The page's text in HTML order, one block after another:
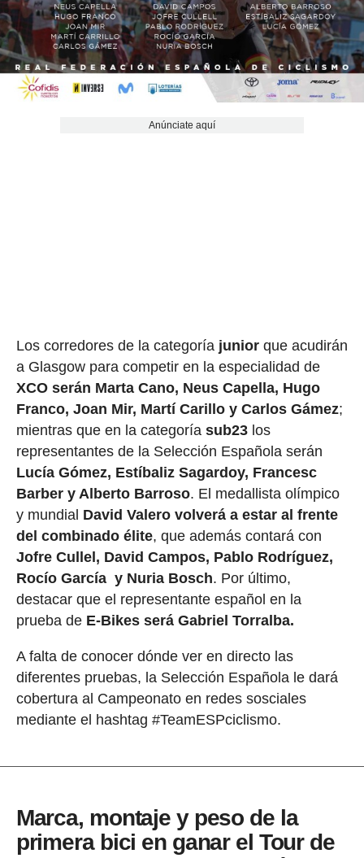
Anúnciate aquí
Los corredores de la categoría juniorque acudirán
a Glasgow para competir en la especialidad de
XCO serán Marta Cano, Neus Capella, Hugo
Franco, Joan Mir, Martí Carillo y Carlos Gámez;
mientras que en la categoríasub23los
representantes de la Selección Española serán
Lucía Gómez, Estíbaliz Sagardoy, Francesc
Barber y Alberto Barroso. El medallista olímpico
y mundial David Valero volverá a estar al frente
del combinado élite, que además contará con
Jofre Cullel, David Campos, Pablo Rodríguez,
Rocío García y Nuria Bosch. Por último,
destacar que el representante español en la
prueba deE-Bikes será Gabriel Torralba.
A falta de conocer dónde ver en directo las
diferentes pruebas, la Selección Española le dará
cobertura al Campeonato en redes sosciales
mediante el hashtag #TeamESPciclismo.
Marca, montaje y peso de la
primera bici en ganar el Tour de